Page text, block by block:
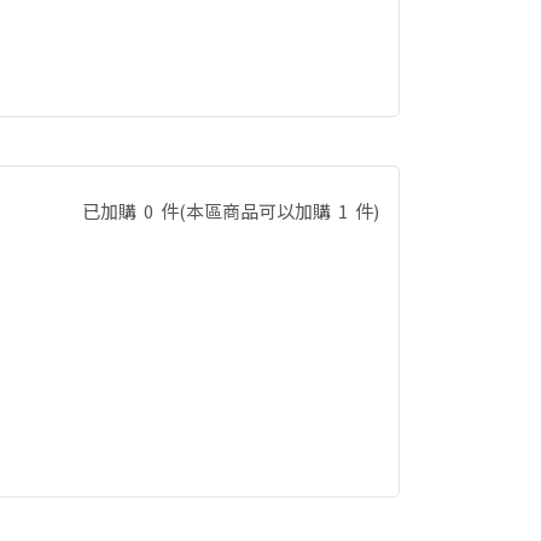
已加購 0 件(本區商品可以加購 1 件)